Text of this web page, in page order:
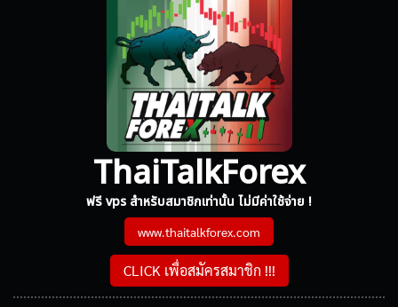
ThaiTalkForex
ฟรี vps สำหรับสมาชิกเท่านั้น ไม่มีค่าใช้จ่าย !
www.thaitalkforex.com
CLICK เพื่อสมัครสมาชิก !!!